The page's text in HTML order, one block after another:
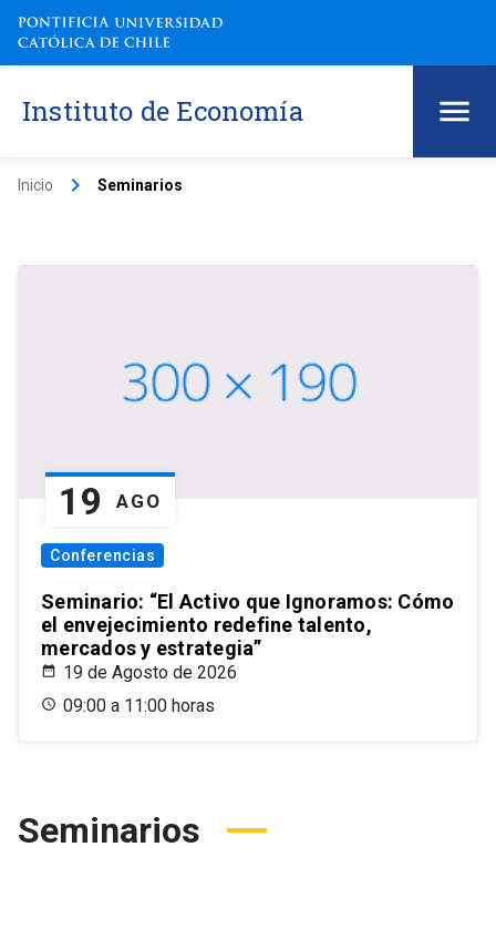
Instituto de Economía
Inicio keyboard_arrow_right Seminarios
19 AGO
Conferencias
Seminario: “El Activo que Ignoramos: Cómo
el envejecimiento redefine talento,
mercados y estrategia”
19 de Agosto de 2026
09:00 a 11:00 horas
Seminarios